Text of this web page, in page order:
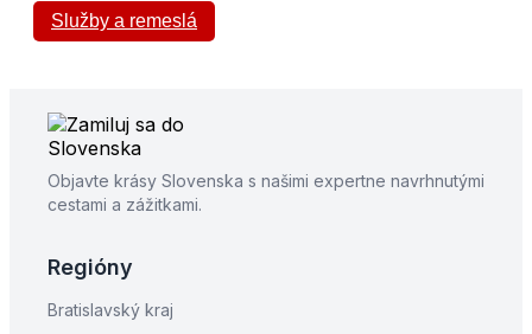
Služby a remeslá
Objavte krásy Slovenska s našimi expertne navrhnutými
cestami a zážitkami.
Regióny
Bratislavský kraj